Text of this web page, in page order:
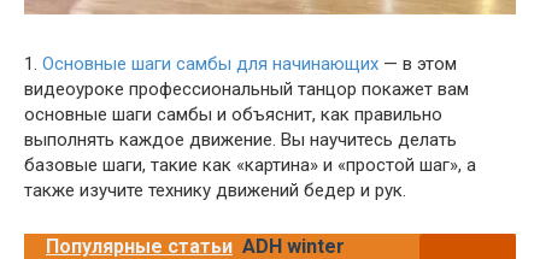
1. Основные шаги самбы для начинающих — в этом
видеоуроке профессиональный танцор покажет вам
основные шаги самбы и объяснит, как правильно
выполнять каждое движение. Вы научитесь делать
базовые шаги, такие как «картина» и «простой шаг», а
также изучите технику движений бедер и рук.
Популярные статьи ADH winter